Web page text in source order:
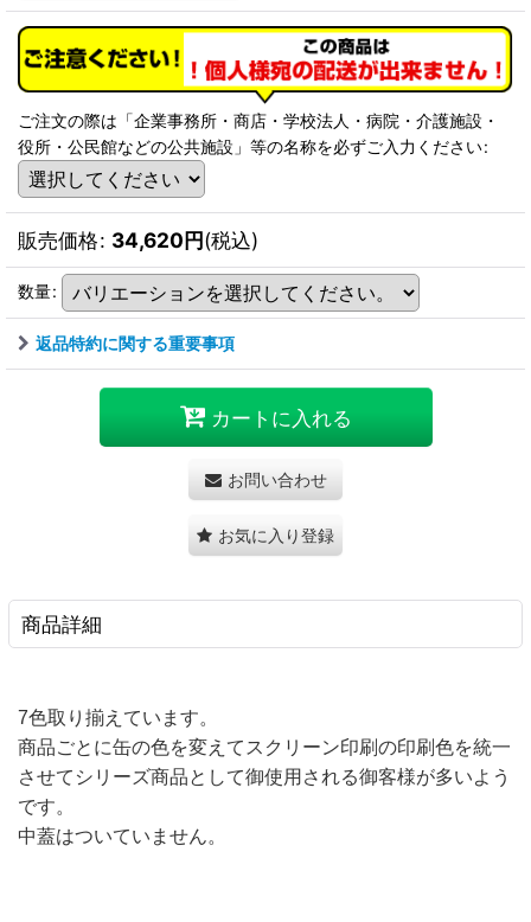
ご注文の際は「企業事務所・商店・学校法人・病院・介護施設・
役所・公民館などの公共施設」等の名称を必ずご入力ください:
販売価格: 34,620円(税込)
数量:
返品特約に関する重要事項
カートに入れる
お問い合わせ
お気に入り登録
商品詳細
7色取り揃えています。
商品ごとに缶の色を変えてスクリーン印刷の印刷色を統一
させてシリーズ商品として御使用される御客様が多いよう
です。
中蓋はついていません。